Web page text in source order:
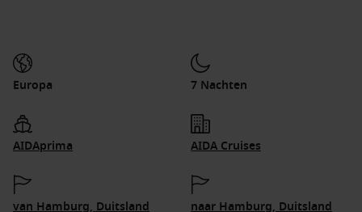
Europa 7 Nachten
AIDAprima AIDA Cruises
van Hamburg, Duitsland naar Hamburg, Duitsland